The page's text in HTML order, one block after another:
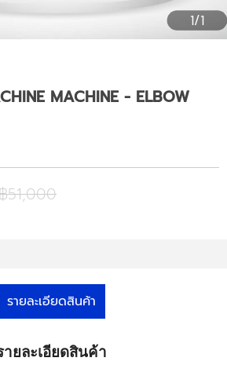
1/1
MACHINE - ELBOW
51,000
รายละเอียดสินค้า
ายละเอียดสินค้า